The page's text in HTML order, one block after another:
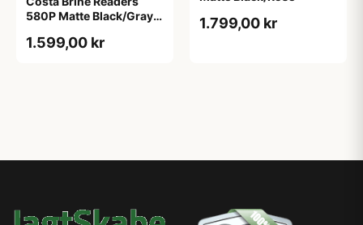
580P Matte Black/Gray
1.599,00 kr
1.799,00 kr